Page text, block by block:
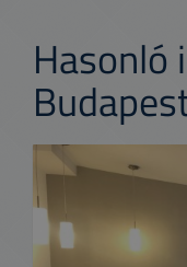
Hasonló